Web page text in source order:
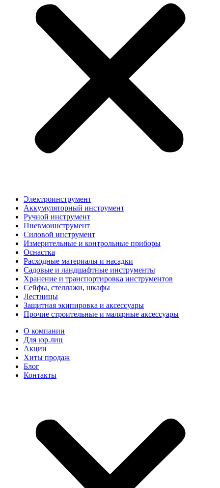
Электроинструмент
Аккумуляторный инструмент
Ручной инструмент
Пневмоинструмент
Силовой инструмент
Измерительные и контрольные приборы
Оснастка
Расходные материалы и насадки
Садовые и ландшафтные инструменты
Хранение и транспортировка инструментов
Сейфы, стеллажи, шкафы
Лестницы
Защитная экипировка и аксессуары
Прочие строительные и малярные аксессуары
О компании
Для юр.лиц
Акции
Хиты продаж
Блог
Контакты